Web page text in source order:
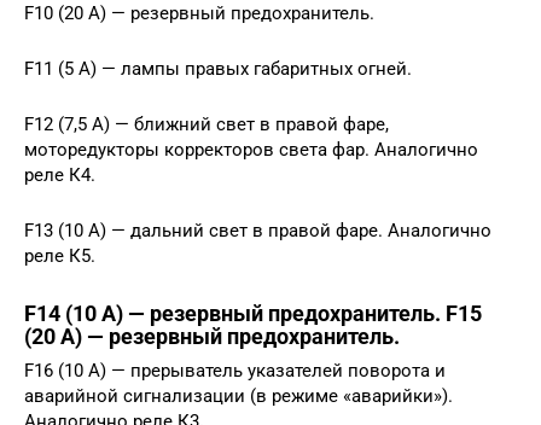
F10 (20 А) — резервный предохранитель.
F11 (5 А) — лампы правых габаритных огней.
F12 (7,5 А) — ближний свет в правой фаре,
моторедукторы корректоров света фар. Аналогично
реле К4.
F13 (10 А) — дальний свет в правой фаре. Аналогично
реле К5.
F14 (10 А) — резервный предохранитель. F15
(20 А) — резервный предохранитель.
F16 (10 А) — прерыватель указателей поворота и
аварийной сигнализации (в режиме «аварийки»).